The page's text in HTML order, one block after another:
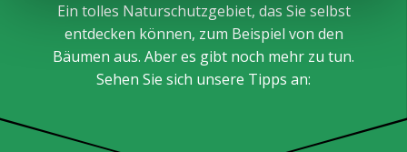
Ein tolles Naturschutzgebiet, das Sie selbst
entdecken können, zum Beispiel von den
Bäumen aus. Aber es gibt noch mehr zu tun.
Sehen Sie sich unsere Tipps an: